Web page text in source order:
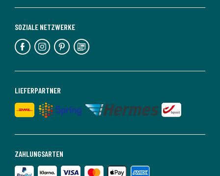
ZAHLUNGSARTEN
LIEFERPARTNER
SOZIALE NETZWERKE